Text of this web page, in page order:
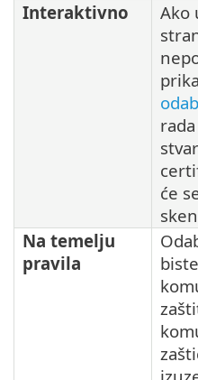
Interaktivno
Ako
će
Na temelju
pravila